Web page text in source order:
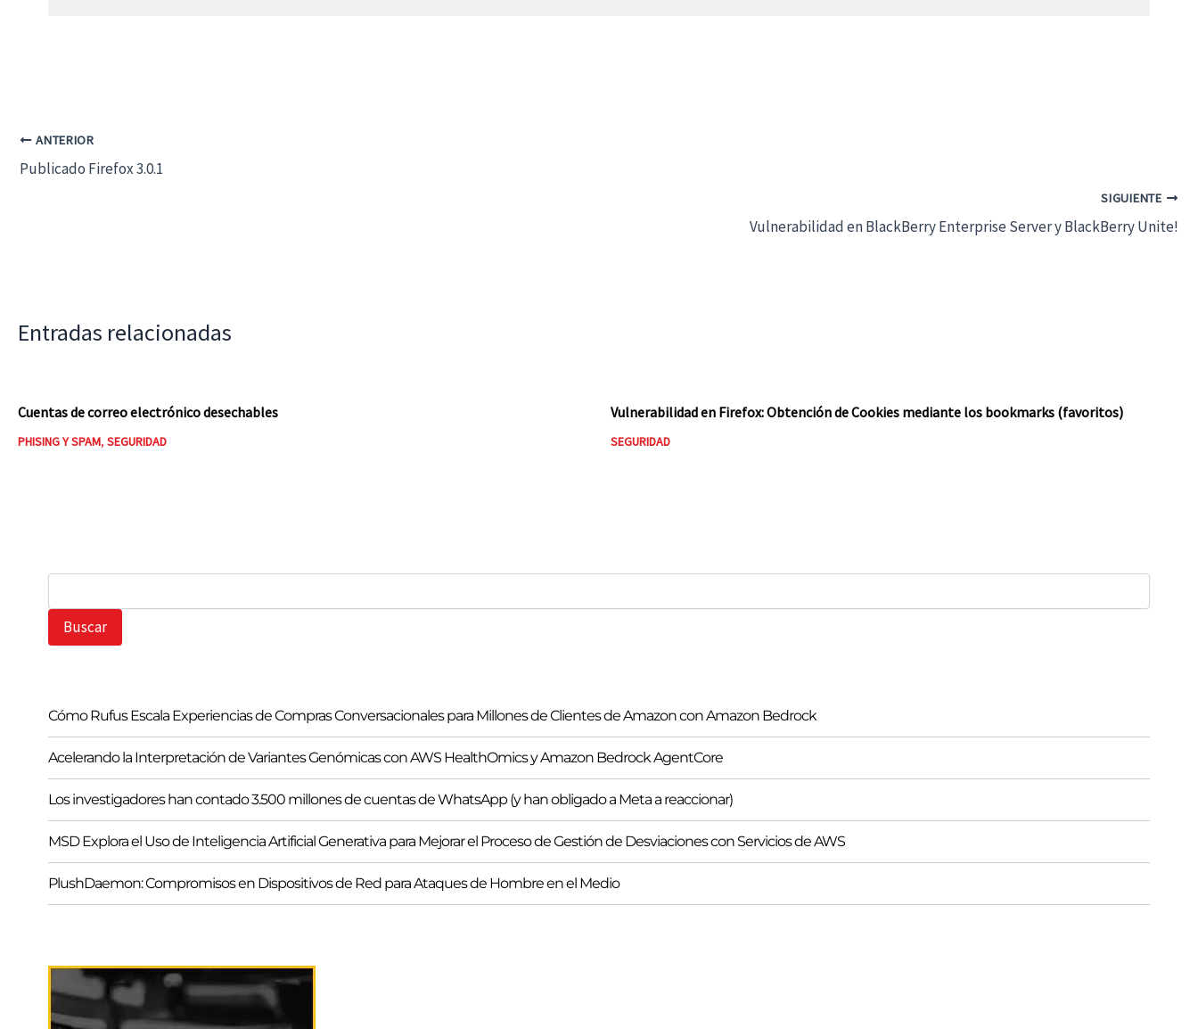
ANTERIOR
Publicado Firefox 3.0.1
SIGUIENTE
Vulnerabilidad en BlackBerry Enterprise Server y BlackBerry Unite!
Entradas relacionadas
Cuentas de correo electrónico desechables
PHISING Y SPAM, SEGURIDAD
Vulnerabilidad en Firefox: Obtención de Cookies mediante los bookmarks (favoritos)
SEGURIDAD
Buscar
Cómo Rufus Escala Experiencias de Compras Conversacionales para Millones de Clientes de Amazon con Amazon Bedrock
Acelerando la Interpretación de Variantes Genómicas con AWS HealthOmics y Amazon Bedrock AgentCore
Los investigadores han contado 3.500 millones de cuentas de WhatsApp (y han obligado a Meta a reaccionar)
MSD Explora el Uso de Inteligencia Artificial Generativa para Mejorar el Proceso de Gestión de Desviaciones con Servicios de AWS
PlushDaemon: Compromisos en Dispositivos de Red para Ataques de Hombre en el Medio